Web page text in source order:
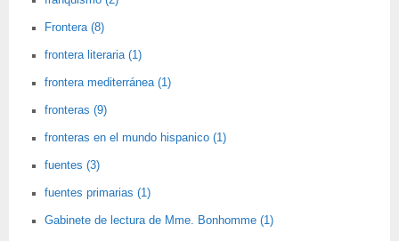
Frontera (8)
frontera literaria (1)
frontera mediterránea (1)
fronteras (9)
fronteras en el mundo hispanico (1)
fuentes (3)
fuentes primarias (1)
Gabinete de lectura de Mme. Bonhomme (1)